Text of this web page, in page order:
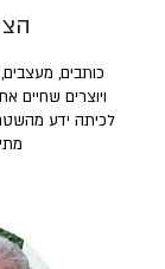
כותבים,
ויוצרים שחיים
לכיתה ידע מהשטח,